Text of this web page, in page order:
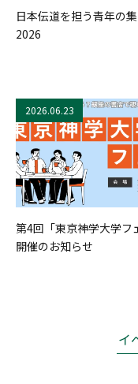
日本伝道を担う青年の
2026
2026.06.23
第4回「東京神学大学フ
開催のお知らせ
イ